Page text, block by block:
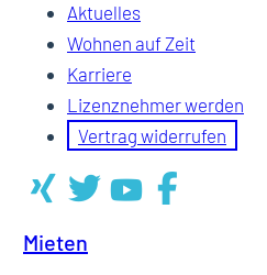
Aktuelles
Wohnen auf Zeit
Karriere
Lizenznehmer werden
Vertrag widerrufen
Mieten